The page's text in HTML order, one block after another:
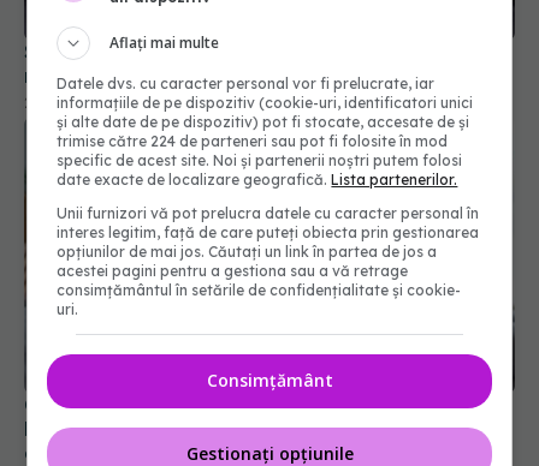
26 apr 2026, 13:00
Cum să răcorești casa fără aer condiționat.
Metode simple care pot scădea temperatura cu
câteva grade
01 aug 2026, 08:12
Aflați mai multe
Datele dvs. cu caracter personal vor fi prelucrate, iar
informațiile de pe dispozitiv (cookie-uri, identificatori unici
și alte date de pe dispozitiv) pot fi stocate, accesate de și
trimise către 224 de parteneri sau pot fi folosite în mod
specific de acest site. Noi și partenerii noștri putem folosi
date exacte de localizare geografică.Lista partenerilor.
Unii furnizori vă pot prelucra datele cu caracter personal în
interes legitim, față de care puteți obiecta prin gestionarea
opțiunilor de mai jos. Căutați un link în partea de jos a
acestei pagini pentru a gestiona sau a vă retrage
consimțământul în setările de confidențialitate și cookie-
uri.
Consimțământ
Gestionați opțiunile